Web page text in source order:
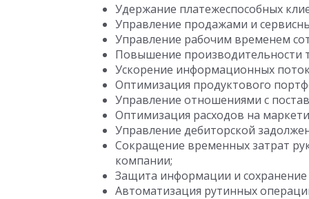
Удержание платежеспособных
Управление продажами и
Управление рабочим временем
Повышение производительности
Ускорение информационных
Оптимизация продуктового
Управление отношениями с
Оптимизация расходов на
Управление дебиторской
Сокращение временных затрат
компании;
Защита информации и сохранение
Автоматизация рутинных